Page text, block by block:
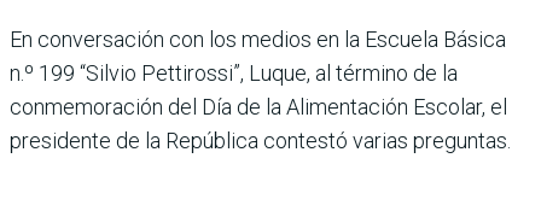
En conversación con los medios en la Escuela Básica
n.º 199 “Silvio Pettirossi”, Luque, al término de la
conmemoración del Día de la Alimentación Escolar, el
presidente de la República contestó varias preguntas.